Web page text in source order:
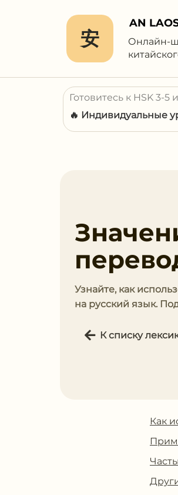
安
AN
Онлайн-
Готовитесь к HSK 3-
🔥 Индивидуальные
Узнайте, как
на русский язык.
К списку
Как